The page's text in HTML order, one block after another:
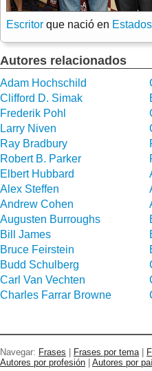
Escritor que nació en
Autores relacionados
Adam Hochschild
Clifford D. Simak
Frederik Pohl
Larry Niven
Ray Bradbury
Robert B. Parker
Elbert Hubbard
Alex Steffen
Andrew Cohen
Augusten Burroughs
Bill James
Bruce Feirstein
Budd Schulberg
Carl Van Vechten
Charles Farrar Browne
Navegar: Frases Frases por tema|
Autores por profesión
Autores por